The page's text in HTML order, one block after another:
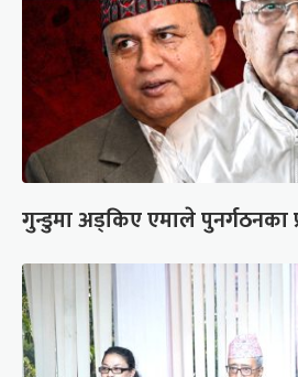
गुन्डुमा अड्किए एमाले पुनर्गठनका